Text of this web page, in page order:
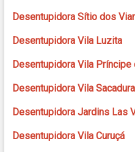
Desentupidora Sítio dos
Desentupidora Vila Luzita
Desentupidora Vila Príncipe
Desentupidora Vila
Desentupidora Jardins Las
Desentupidora Vila Curuçá